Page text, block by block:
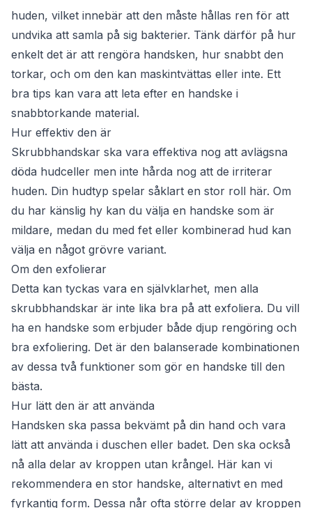
huden, vilket innebär att den måste hållas ren för att
undvika att samla på sig bakterier. Tänk därför på hur
enkelt det är att rengöra handsken, hur snabbt den
torkar, och om den kan maskintvättas eller inte. Ett
bra tips kan vara att leta efter en handske i
snabbtorkande material.
Hur effektiv den är
Skrubbhandskar ska vara effektiva nog att avlägsna
döda hudceller men inte hårda nog att de irriterar
huden. Din hudtyp spelar såklart en stor roll här. Om
du har känslig hy kan du välja en handske som är
mildare, medan du med fet eller kombinerad hud kan
välja en något grövre variant.
Om den exfolierar
Detta kan tyckas vara en självklarhet, men alla
skrubbhandskar är inte lika bra på att exfoliera. Du vill
ha en handske som erbjuder både djup rengöring och
bra exfoliering. Det är den balanserade kombinationen
av dessa två funktioner som gör en handske till den
bästa.
Hur lätt den är att använda
Handsken ska passa bekvämt på din hand och vara
lätt att använda i duschen eller badet. Den ska också
nå alla delar av kroppen utan krångel. Här kan vi
rekommendera en stor handske, alternativt en med
fyrkantig form. Dessa når ofta större delar av kroppen